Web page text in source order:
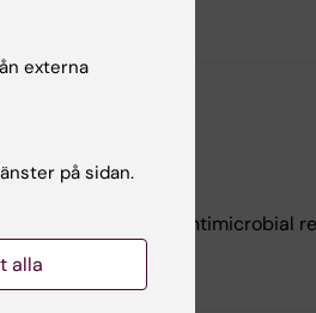
fitness and antimicrobial
externa
på sidan.
alla